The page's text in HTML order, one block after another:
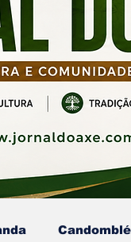
Candomblé